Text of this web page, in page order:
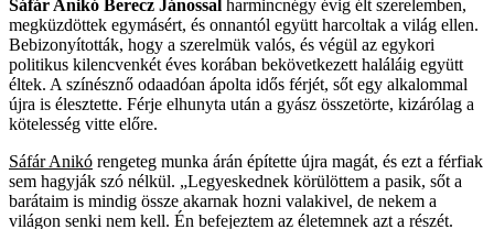
Sáfár Anikó Berecz Jánossal harmincnégy évig élt szerelemben,
megküzdöttek egymásért, és onnantól együtt harcoltak a világ ellen.
Bebizonyították, hogy a szerelmük valós, és végül az egykori
politikus kilencvenkét éves korában bekövetkezett haláláig együtt
éltek. A színésznő odaadóan ápolta idős férjét, sőt egy alkalommal
újra is élesztette. Férje elhunyta után a gyász összetörte, kizárólag a
kötelesség vitte előre.
Sáfár Anikó rengeteg munka árán építette újra magát, és ezt a férfiak
sem hagyják szó nélkül. „Legyeskednek körülöttem a pasik, sőt a
barátaim is mindig össze akarnak hozni valakivel, de nekem a
világon senki nem kell. Én befejeztem az életemnek azt a részét.